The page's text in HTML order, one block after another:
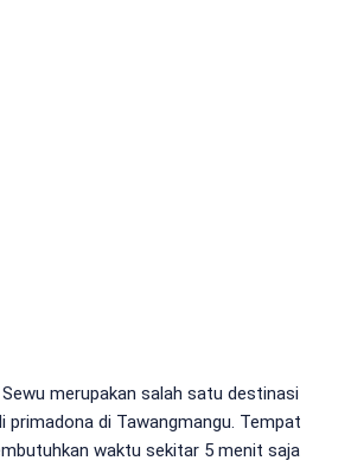
merupakan salah satu destinasi
primadona di Tawangmangu. Tempat
waktu sekitar 5 menit saja